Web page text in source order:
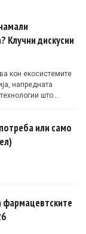
Клучни дискусии
кон екосистемите
напредната
што
или само
фармацевтските